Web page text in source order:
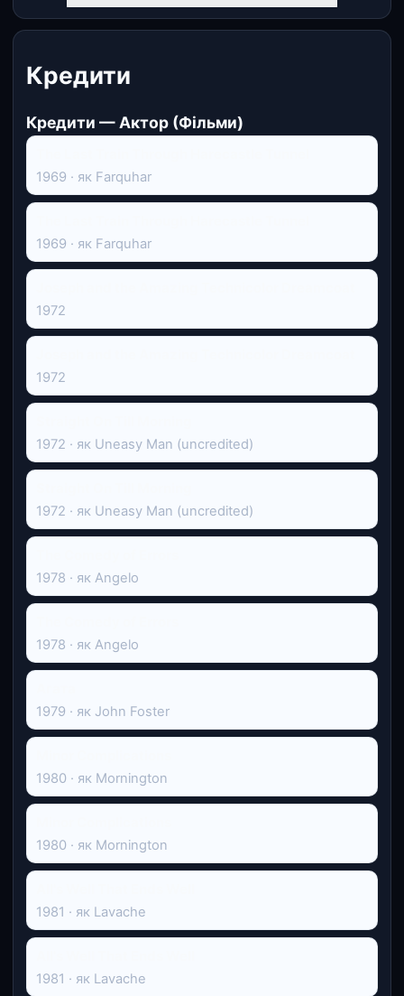
Кредити
Кредити — Актор (Фільми)
1969 · як Farquhar
1969 · як Farquhar
1972
1972
1972 · як Uneasy Man (uncredited)
1972 · як Uneasy Man (uncredited)
1978 · як Angelo
1978 · як Angelo
1979 · як John Foster
1980 · як Mornington
1980 · як Mornington
1981 · як Lavache
1981 · як Lavache